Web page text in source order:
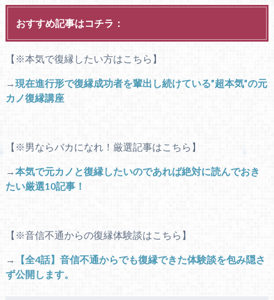
おすすめ記事はコチラ：
【※本気で復縁したい方はこちら】
→現在進行形で復縁成功者を輩出し続けている”超本気”の元
カノ復縁講座
【※男ならバカになれ！厳選記事はこちら】
→本気で元カノと復縁したいのであれば絶対に読んでおき
たい厳選10記事！
【※音信不通からの復縁体験談はこちら】
→
【全4話】音信不通からでも復縁できた体験談を包み隠さ
ず公開します。